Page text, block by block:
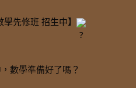
學先修班 招生中】
數學準備好了嗎？